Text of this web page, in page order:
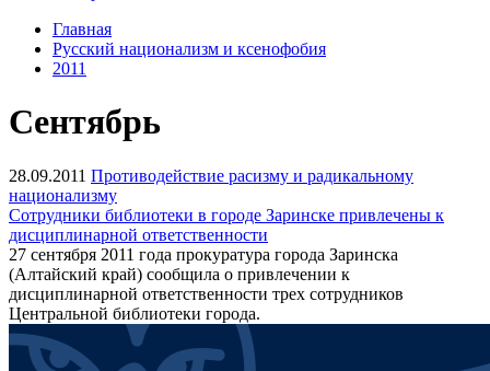
Главная
Русский национализм и ксенофобия
2011
Сентябрь
28.09.2011 Противодействие расизму и радикальному
национализму
Сотрудники библиотеки в городе Заринске привлечены к
дисциплинарной ответственности
27 сентября 2011 года прокуратура города Заринска
(Алтайский край) сообщила о привлечении к
дисциплинарной ответственности трех сотрудников
Центральной библиотеки города.